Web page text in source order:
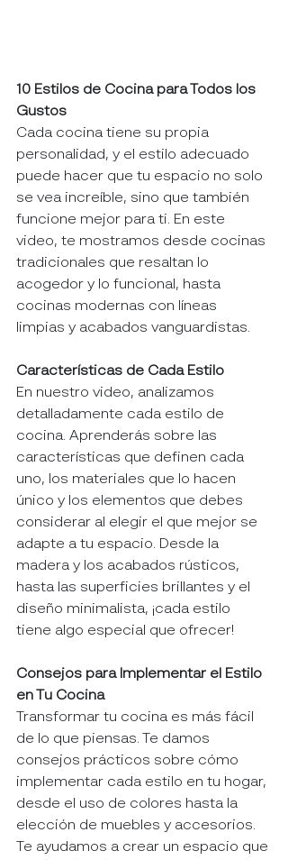
10 Estilos de Cocina para Todos los
Gustos
Cada cocina tiene su propia
personalidad, y el estilo adecuado
puede hacer que tu espacio no solo
se vea increíble, sino que también
funcione mejor para ti. En este
video, te mostramos desde cocinas
tradicionales que resaltan lo
acogedor y lo funcional, hasta
cocinas modernas con líneas
limpias y acabados vanguardistas.
Características de Cada Estilo
En nuestro video, analizamos
detalladamente cada estilo de
cocina. Aprenderás sobre las
características que definen cada
uno, los materiales que lo hacen
único y los elementos que debes
considerar al elegir el que mejor se
adapte a tu espacio. Desde la
madera y los acabados rústicos,
hasta las superficies brillantes y el
diseño minimalista, ¡cada estilo
tiene algo especial que ofrecer!
Consejos para Implementar el Estilo
en Tu Cocina
Transformar tu cocina es más fácil
de lo que piensas. Te damos
consejos prácticos sobre cómo
implementar cada estilo en tu hogar,
desde el uso de colores hasta la
elección de muebles y accesorios.
Te ayudamos a crear un espacio que